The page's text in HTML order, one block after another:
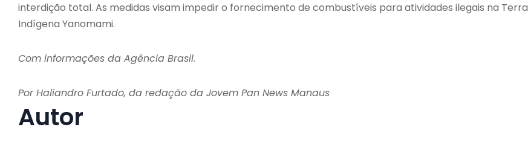
interdição total. As medidas visam impedir o fornecimento de combustíveis para atividades ilegais na Terra
Indígena Yanomami.
Com informações da Agência Brasil.
Por Haliandro Furtado, da redação da Jovem Pan News Manaus
Autor